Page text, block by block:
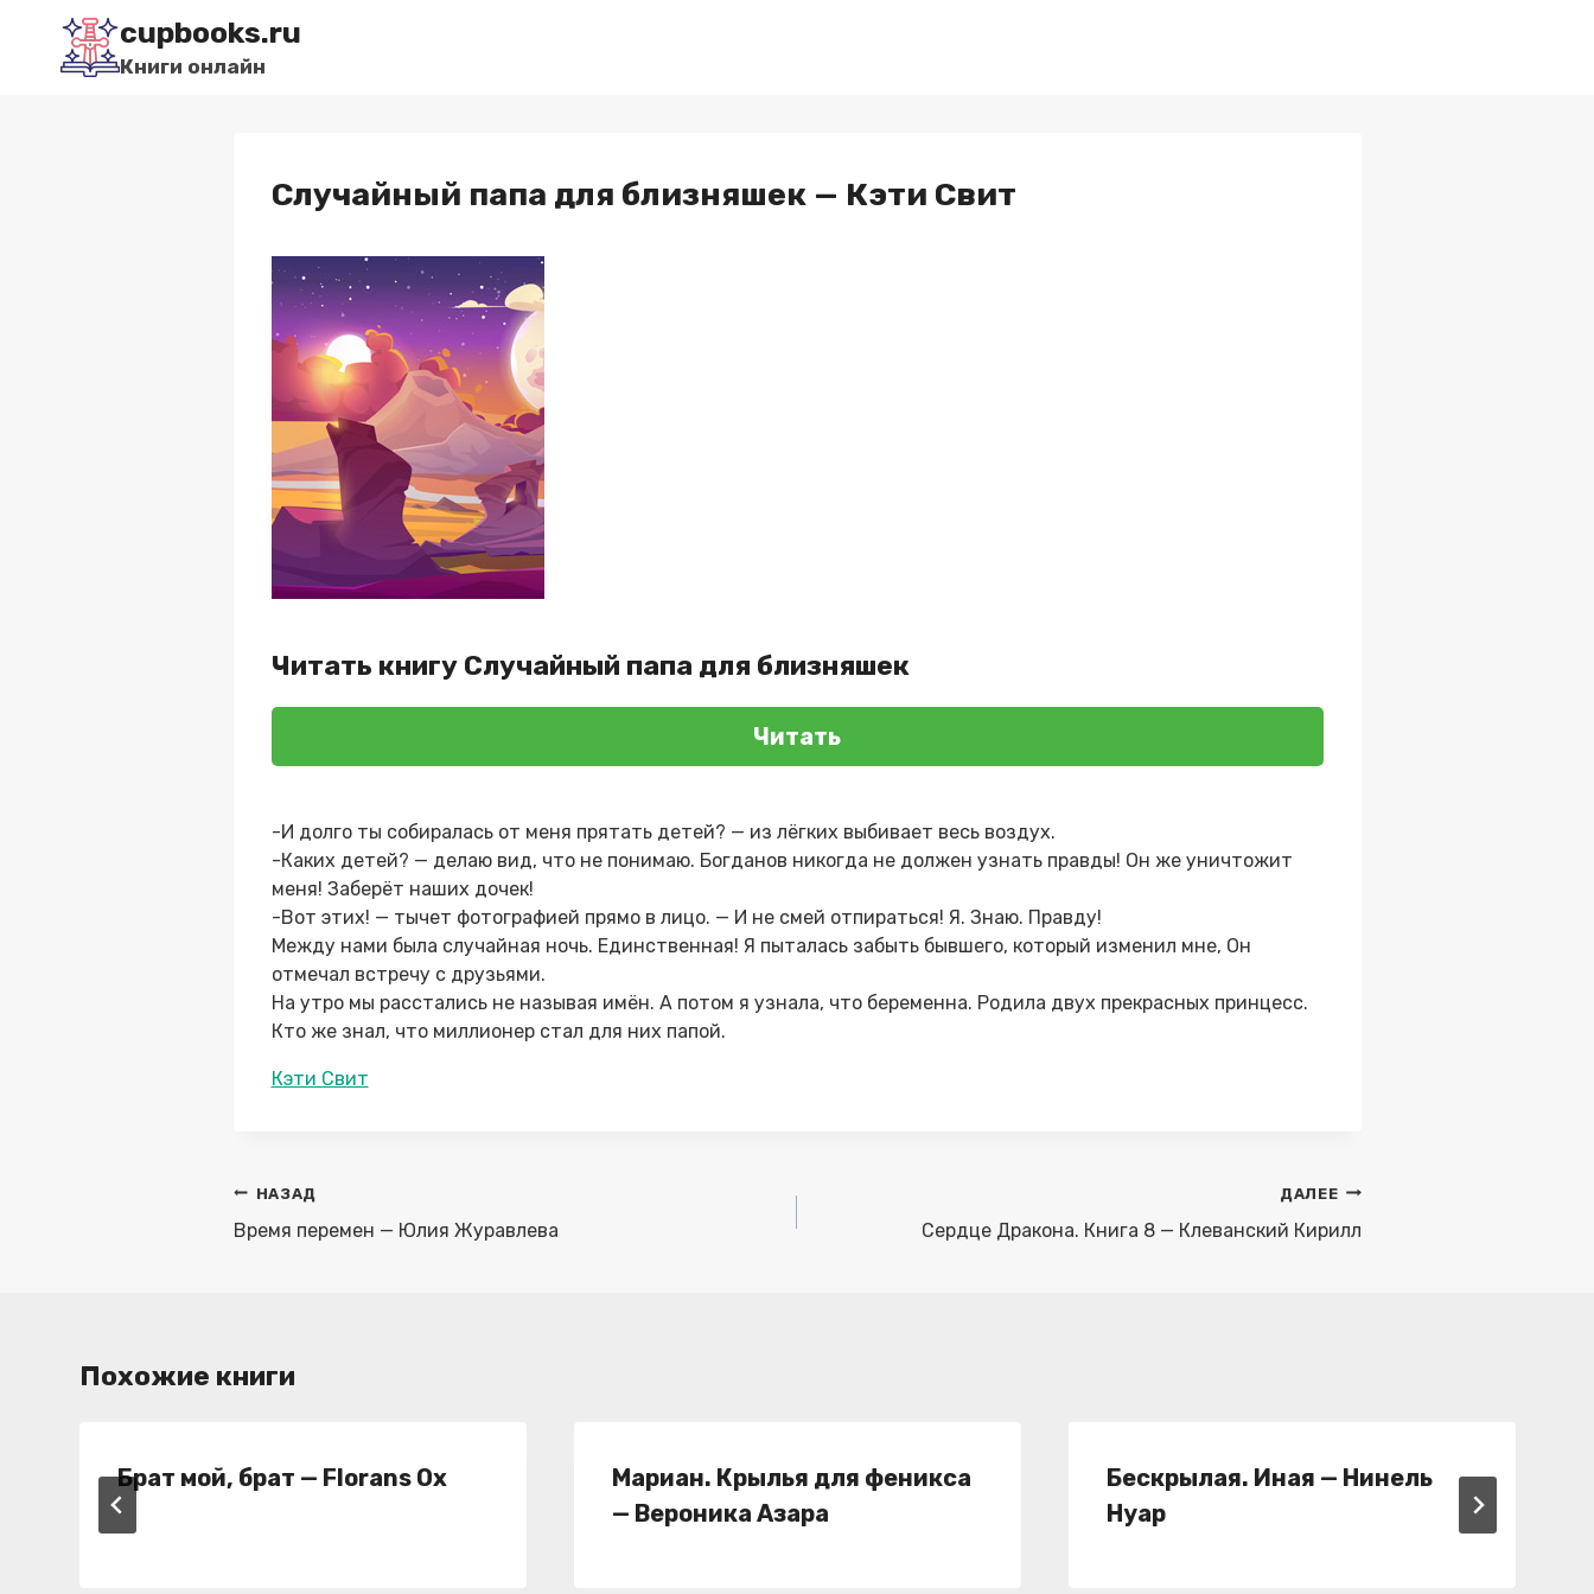
Перейти
содержимому
cupbooks.ru
Книги онлайн
Случайный папа для близняшек — Кэти Свит
Читать книгу Случайный папа для близняшек
Читать
-И долго ты собиралась от меня прятать детей? — из лёгких выбивает весь воздух.
-Каких детей? — делаю вид, что не понимаю. Богданов никогда не должен узнать правды! Он же уничтожит
меня! Заберёт наших дочек!
-Вот этих! — тычет фотографией прямо в лицо. — И не смей отпираться! Я. Знаю. Правду!
Между нами была случайная ночь. Единственная! Я пыталась забыть бывшего, который изменил мне, Он
отмечал встречу с друзьями.
На утро мы расстались не называя имён. А потом я узнала, что беременна. Родила двух прекрасных принцесс.
Кто же знал, что миллионер стал для них папой.
Метки
Кэти Свит
Навигация
по
НАЗАД
Время перемен — Юлия Журавлева
ДАЛЕЕ
Сердце Дракона. Книга 8 — Клеванский Кирилл
Похожие книги
Брат мой, брат — Florans Ox
Мариан. Крылья для феникса
— Вероника Азара
Бескрылая. Иная — Нинель
Нуар